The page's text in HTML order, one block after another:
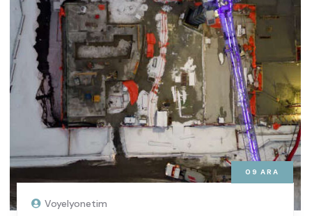
09 ARA
Voyelyonetim